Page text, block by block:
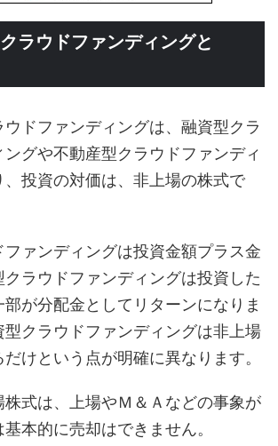
ラウドファンディングと
ドファンディングは、融資型クラ
ングや不動産型クラウドファンディ
、投資の対価は、非上場の株式で
ァンディングは投資金額プラス金
ラウドファンディングは投資した
が分配金としてリターンになりま
クラウドファンディングは非上場
けという点が明確に異なります。
式は、上場やＭ＆Ａなどの事象が
本的に売却はできません。